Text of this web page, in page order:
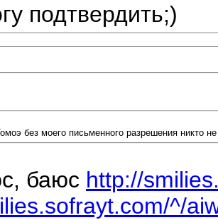
подтвердить;)
без моего письменного разрешения никто
баюс http://
^/